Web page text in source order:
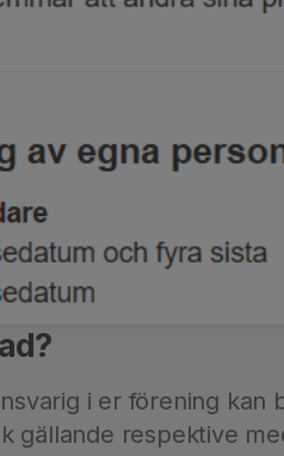
i er förening
gällande respektive